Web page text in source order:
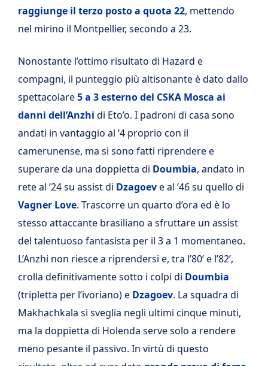
raggiunge il terzo posto a quota 22, mettendo
nel mirino il Montpellier, secondo a 23.
Nonostante l’ottimo risultato di Hazard e
compagni, il punteggio più altisonante è dato dallo
spettacolare5 a 3 esterno del CSKA Mosca ai
danni dell’Anzhi di Eto’o. I padroni di casa sono
andati in vantaggio al ‘4 proprio con il
camerunense, ma si sono fatti riprendere e
superare da una doppietta di Doumbia, andato in
rete al ’24 su assist di Dzagoeve al ’46 su quello di
Vagner Love. Trascorre un quarto d’ora ed è lo
stesso attaccante brasiliano a sfruttare un assist
del talentuoso fantasista per il 3 a 1 momentaneo.
L’Anzhi non riesce a riprendersi e, tra l’80’ e l’82’,
crolla definitivamente sotto i colpi di Doumbia
(tripletta per l’ivoriano) e Dzagoev. La squadra di
Makhachkala si sveglia negli ultimi cinque minuti,
ma la doppietta di Holenda serve solo a rendere
meno pesante il passivo. In virtù di questo